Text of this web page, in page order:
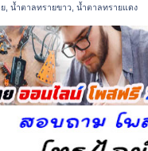
, น้ำตาลทรายขาว, น้ำตาลทรายแดง